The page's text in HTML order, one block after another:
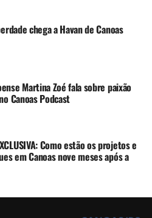
chega a Havan de Canoas
Martina Zoé fala sobre paixão
Canoas Podcast
Como estão os projetos e
em Canoas nove meses após a